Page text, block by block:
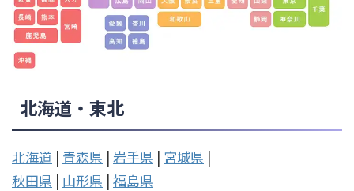
北海道・東北
北海道 | 青森県 | 岩手県 | 宮城県 |
秋田県 | 山形県 | 福島県